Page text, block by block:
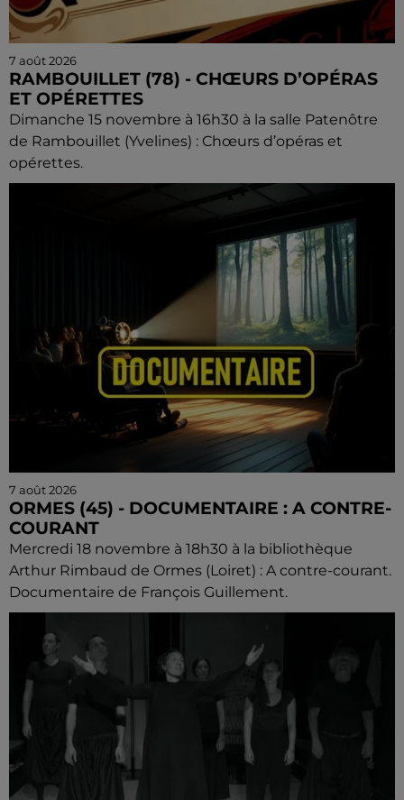
7 août 2026
RAMBOUILLET (78) - CHŒURS D’OPÉRAS
ET OPÉRETTES
Dimanche 15 novembre à 16h30 à la salle Patenôtre
de Rambouillet (Yvelines) : Chœurs d’opéras et
opérettes.
7 août 2026
ORMES (45) - DOCUMENTAIRE : A CONTRE-
COURANT
Mercredi 18 novembre à 18h30 à la bibliothèque
Arthur Rimbaud de Ormes (Loiret) : A contre-courant.
Documentaire de François Guillement.